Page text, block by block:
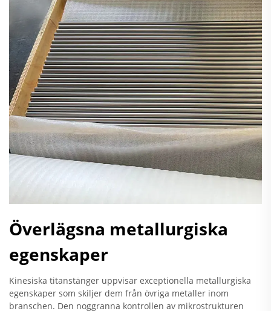
Överlägsna metallurgiska
egenskaper
Kinesiska titanstänger uppvisar exceptionella metallurgiska
egenskaper som skiljer dem från övriga metaller inom
branschen. Den noggranna kontrollen av mikrostrukturen